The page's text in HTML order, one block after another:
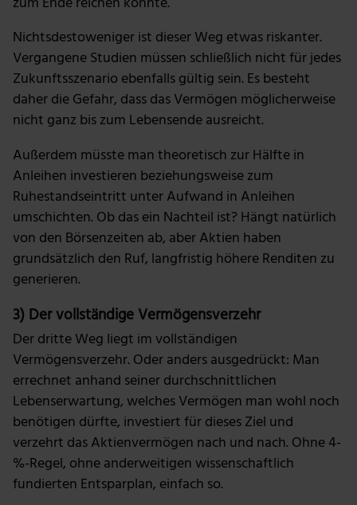
deiner Verwendung unserer Website an unsere Partner
für soziale Medien, Werbung und Analysen weiter.
möglicherweise mit weiteren Daten zusammen, die du
ihnen bereitgestellt hast oder die sie im Rahmen deiner
Nutzung der Dienste gesammelt haben.
Nichtsdestoweniger ist dieser Weg etwas riskanter.
Vergangene Studien müssen schließlich nicht für jedes
Zukunftsszenario ebenfalls gültig sein. Es besteht
daher die Gefahr, dass das Vermögen möglicherweise
nicht ganz bis zum Lebensende ausreicht.
Außerdem müsste man theoretisch zur Hälfte in
Anleihen investieren beziehungsweise zum
Ruhestandseintritt unter Aufwand in Anleihen
umschichten. Ob das ein Nachteil ist? Hängt natürlich
von den Börsenzeiten ab, aber Aktien haben
grundsätzlich den Ruf, langfristig höhere Renditen zu
generieren.
3) Der vollständige Vermögensverzehr
Der dritte Weg liegt im vollständigen
Vermögensverzehr. Oder anders ausgedrückt: Man
errechnet anhand seiner durchschnittlichen
Lebenserwartung, welches Vermögen man wohl noch
benötigen dürfte, investiert für dieses Ziel und
verzehrt das Aktienvermögen nach und nach. Ohne 4-
%-Regel, ohne anderweitigen wissenschaftlich
fundierten Entsparplan, einfach so.